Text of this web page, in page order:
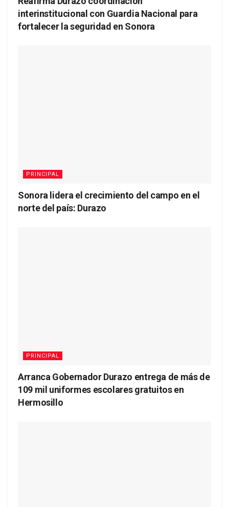
interinstitucional con Guardia Nacional para
fortalecer la seguridad en Sonora
PRINCIPAL
Sonora lidera el crecimiento del campo en el
norte del país: Durazo
PRINCIPAL
Arranca Gobernador Durazo entrega de más de
109 mil uniformes escolares gratuitos en
Hermosillo